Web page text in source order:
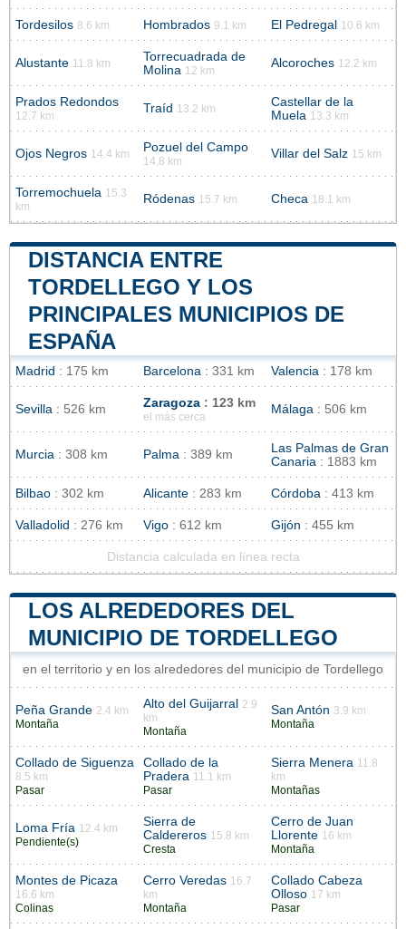
Tordesilos 8.6 km Hombrados 9.1 km El Pedregal 10.6 km
Alustante 11.8 km
Torrecuadrada de
Molina 12 km
Alcoroches 12.2 km
Prados Redondos
12.7 km
Traíd 13.2 km
Castellar de la
Muela 13.3 km
Ojos Negros 14.4 km Pozuel del Campo
14.8 km
Villar del Salz 15 km
Torremochuela 15.3
km
Ródenas 15.7 km Checa 18.1 km
DISTANCIA ENTRE
TORDELLEGO Y LOS
PRINCIPALES MUNICIPIOS DE
ESPAÑA
Madrid : 175 km Barcelona : 331 km Valencia : 178 km
Sevilla : 526 km Zaragoza : 123 km
el más cerca
Málaga : 506 km
Murcia : 308 km Palma : 389 km
Las Palmas de Gran
Canaria : 1883 km
Bilbao : 302 km Alicante : 283 km Córdoba : 413 km
Valladolid : 276 km Vigo : 612 km Gijón : 455 km
Distancia calculada en línea recta
LOS ALREDEDORES DEL
MUNICIPIO DE TORDELLEGO
en el territorio y en los alrededores del municipio de Tordellego
Peña Grande 2.4 km
Montaña
Alto del Guijarral
2.9
km
Montaña
San Antón 3.9 km
Montaña
Collado de Siguenza
8.5 km
Pasar
Collado de la
Pradera 11.1 km
Pasar
Sierra Menera 11.8
km
Montañas
Loma Fría 12.4 km
Pendiente(s)
Sierra de
Caldereros 15.8 km
Cresta
Cerro de Juan
Llorente 16 km
Montaña
Montes de Picaza
16.6 km
Colinas
Cerro Veredas 16.7
km
Montaña
Collado Cabeza
Olloso 17 km
Pasar